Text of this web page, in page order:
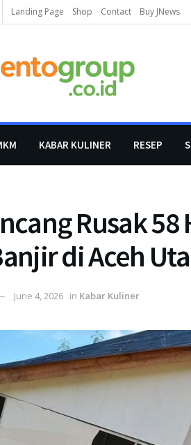
Landing Page Shop Contact Buy JNews
KABAR KULINER RESEP
Rusak
di Aceh
June 4, 2026 in Kabar Kuliner